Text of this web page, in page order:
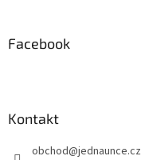
Facebook
Kontakt
obchod@jednaunce.cz